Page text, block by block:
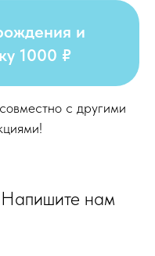
и
1000 ₽
с другими
нам